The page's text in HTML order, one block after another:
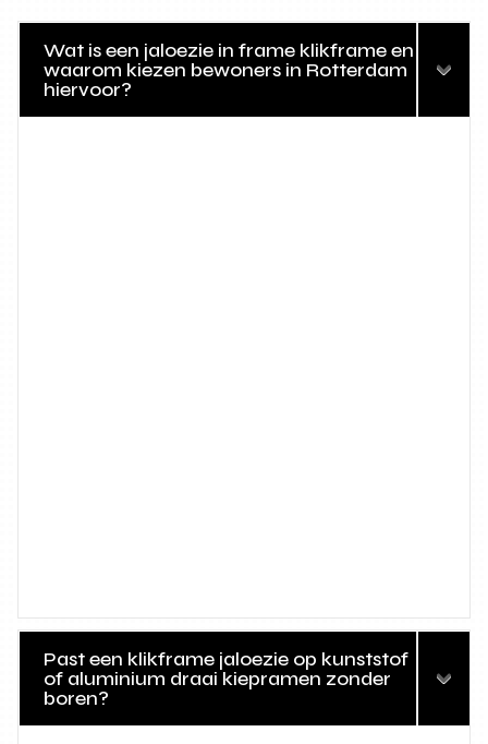
Wat is een jaloezie in frame klikframe en
waarom kiezen bewoners in Rotterdam
hiervoor?
Past een klikframe jaloezie op kunststof
of aluminium draai kiepramen zonder
boren?